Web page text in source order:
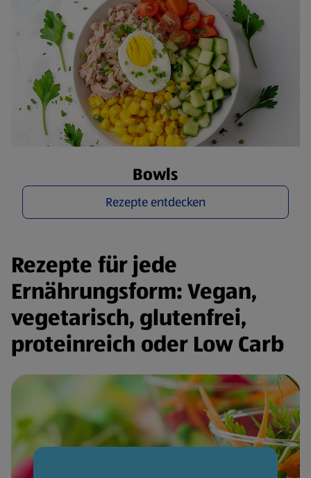
Bowls
Rezepte entdecken
Rezepte für jede
Ernährungsform: Vegan,
vegetarisch, glutenfrei,
proteinreich oder Low Carb